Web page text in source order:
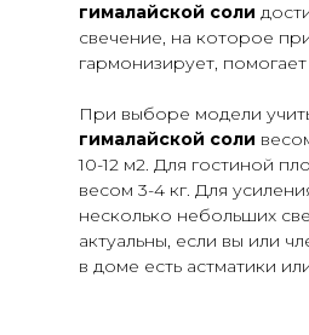
гималайской соли
свечение, на которое
гармонизирует,
При выборе модели
гималайской соли
10-12 м2. Для гостиной
весом 3-4 кг. Для
несколько небольших
актуальны, если вы или
в доме есть астматики